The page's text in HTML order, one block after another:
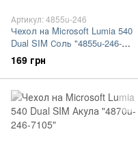
Артикул: 4855u-246
Чехол на Microsoft Lumia 540
Dual SIM Соль "4855u-246-
7105"
169 грн